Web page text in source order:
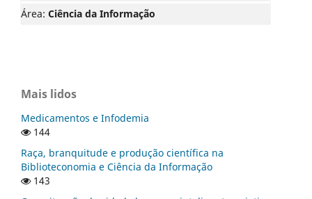
Área: Ciência da Informação
Mais lidos
Medicamentos e Infodemia
144
Raça, branquitude e produção científica na
Biblioteconomia e Ciência da Informação
143